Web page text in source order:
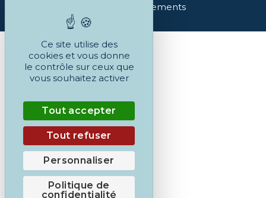
Conditions Générales et règlements
Ce site utilise des
cookies et vous donne
le contrôle sur ceux que
vous souhaitez activer
Tout accepter
Tout refuser
Personnaliser
Politique de
confidentialité